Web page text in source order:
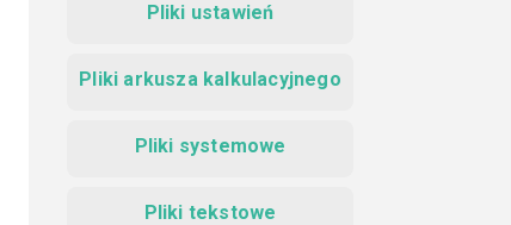
Pliki ustawień
Pliki arkusza kalkulacyjnego
Pliki systemowe
Pliki tekstowe